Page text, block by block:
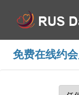
免费在线约